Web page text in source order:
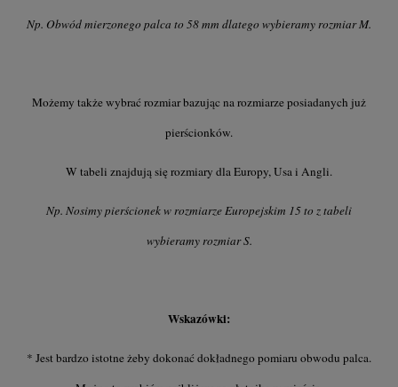
Np. Obwód mierzonego palca to 58 mm dlatego wybieramy rozmiar M.
Możemy także wybrać rozmiar bazując na rozmiarze posiadanych już
pierścionków.
W tabeli znajdują się rozmiary dla Europy, Usa i Angli.
Np. Nosimy pierścionek w rozmiarze Europejskim 15 to z tabeli
wybieramy rozmiar S.
Wskazówki:
* Jest bardzo istotne żeby dokonać dokładnego pomiaru obwodu palca.